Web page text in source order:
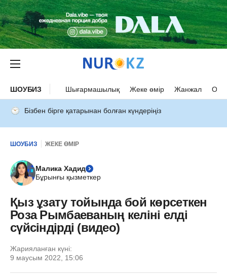
ШОУБИЗ Шығармашылық Жеке өмір Жанжал
Бізбен бірге қатарынан болған күндеріңіз
ШОУБИЗ ЖЕКЕ ӨМІР
Малика Хадид
Бұрынғы қызметкер
Қыз ұзату тойында бой көрсеткен
Роза Рымбаеваның келіні елді
сүйсіндірді (видео)
Жарияланған күні:
9 маусым 2022, 15:06